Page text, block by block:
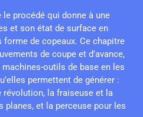
le procédé qui donne à une
et son état de surface en
de copeaux. Ce chapitre
de coupe et d’avance,
outils de base en les
permettent de générer :
révolution, la fraiseuse et la
planes, et la perceuse pour les